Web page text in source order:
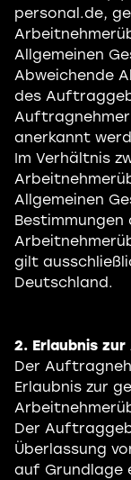
personal.de,
Allgemeinen
Abweichende
des
anerkannt
Im Verhältnis
Allgemeinen
Bestimmungen
gilt
Deutschland.
2. Erlaubnis
Der
Erlaubnis zur
Der
Überlassung
auf Grundlage